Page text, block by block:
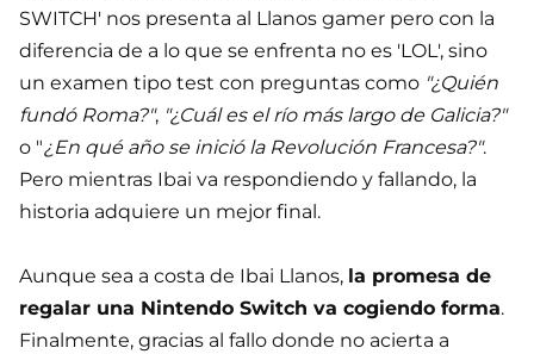
SWITCH' nos presenta al Llanos gamer pero con la
diferencia de a lo que se enfrenta no es 'LOL', sino
un examen tipo test con preguntas como "¿Quién
fundó Roma?", "¿Cuál es el río más largo de Galicia?"
o "¿En qué año se inició la Revolución Francesa?".
Pero mientras Ibai va respondiendo y fallando, la
historia adquiere un mejor final.
Aunque sea a costa de Ibai Llanos, la promesa de
regalar una Nintendo Switch va cogiendo forma.
Finalmente, gracias al fallo donde no acierta a